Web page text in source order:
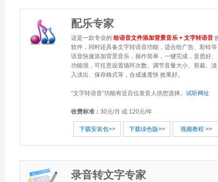
配乐专家
这是一款专业的 给语音文件添加背景音乐 + 文字转语音
软件，同时还具备文字转语音功能，适合给广告、彩铃等
语音快速添加背景音乐，操作简单，一键完成，音质好、
功能强，可任意设置循环次数、调节音量大小、剪裁、淡
入淡出、保存格式等，合成速度快 效果好。
“文字转语音”功能有近百位发音人供您选择。 试听网址
收费标准： 30元/月 或 120元/年
下载安装包>> 下载绿色版>> 视频教程 >>
录音转文字专家